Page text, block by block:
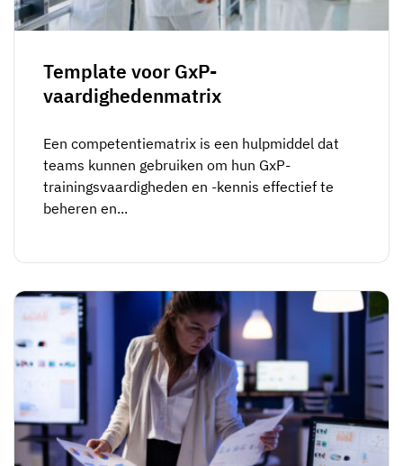
Medewerkersprofiel
Trainingsgeschiedenis
Certificaten & licenties
Frontline skills-app
Compliance
Audit trails
Insights
Skill gap-analyse
Effectiviteit van trainingen
nu
Per rol
Trainingscoördinator
Operationeel manager
ICT-manager
Auditor
Intersnack
Syngenta
Lenzing
Ashland
Verpakking
Vista
Klantsucces
Kennisbank
AG5-status
Ondersteuning
Bedrijf
Template voor GxP-
vaardighedenmatrix
Een competentiematrix is een hulpmiddel dat
teams kunnen gebruiken om hun GxP-
trainingsvaardigheden en -kennis effectief te
beheren en...